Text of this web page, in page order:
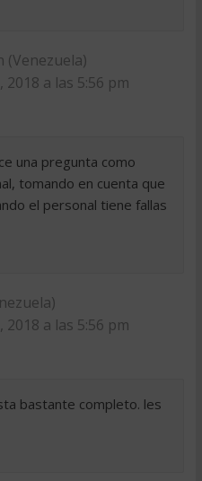
(Venezuela)
2018 a las 5:56 pm
una pregunta como
tomando en cuenta que
el personal tiene fallas
2018 a las 5:56 pm
bastante completo. les